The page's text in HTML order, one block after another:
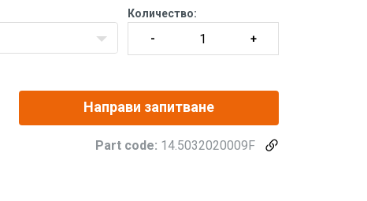
Количество:
Направи запитване
Part code: 14.5032020009F